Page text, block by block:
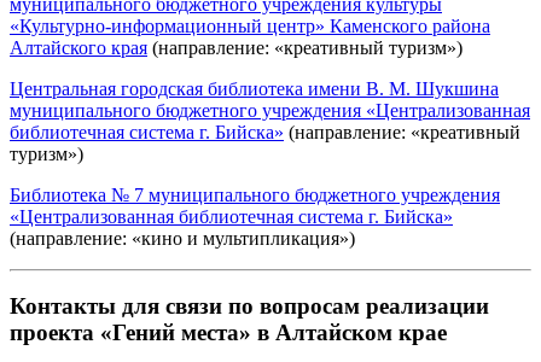
«Культурно-информационный центр» Каменского района
Алтайского края (направление: «креативный туризм»)
Центральная городская библиотека имени В. М. Шукшина
муниципального бюджетного учреждения «Централизованная
библиотечная система г. Бийска» (направление: «креативный
туризм»)
Библиотека № 7 муниципального бюджетного учреждения
«Централизованная библиотечная система г. Бийска»
(направление: «кино и мультипликация»)
Контакты для связи по вопросам реализации
проекта «Гений места» в Алтайском крае